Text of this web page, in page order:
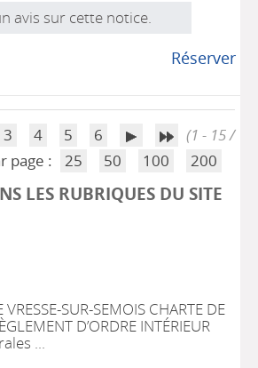
avis sur cette notice.
Réserver
3 4 5 6
(1 - 15 /
page : 25 50 100 200
LES RUBRIQUES DU SITE
SUR-SEMOIS CHARTE DE
D’ORDRE INTÉRIEUR
...